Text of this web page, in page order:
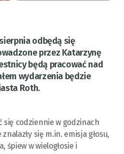
odbędą się
przez Katarzynę
będą pracować nad
wydarzenia będzie
Roth.
się codziennie w godzinach
się m.in. emisja głosu,
śpiew w wielogłosie i